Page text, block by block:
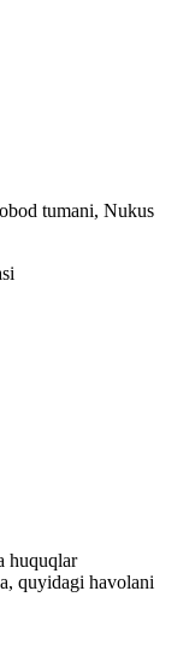
tumani, Nukus
huquqlar
quyidagi havolani